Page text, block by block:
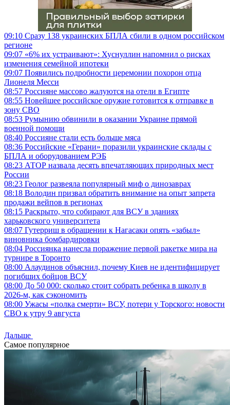
09:10 Сразу 138 украинских БПЛА сбили в одном российском
регионе
09:07 «6% их устраивают»: Хуснуллин напомнил о рисках
изменения семейной ипотеки
09:07 Появились подробности церемонии похорон отца
Лионеля Месси
08:57 Россияне массово жалуются на отели в Египте
08:55 Новейшее российское оружие готовится к отправке в
зону СВО
08:53 Румынию обвинили в оказании Украине прямой
военной помощи
08:40 Россияне стали есть больше мяса
08:36 Российские «Герани» поразили украинские склады с
БПЛА и оборудованием РЭБ
08:23 АТОР назвала десять впечатляющих природных мест
России
08:23 Геолог развеяла популярный миф о динозаврах
08:18 Володин призвал обратить внимание на опыт запрета
продажи вейпов в регионах
08:15 Раскрыто, что собирают для ВСУ в зданиях
харьковского университета
08:07 Гутерриш в обращении к Нагасаки опять «забыл»
виновника бомбардировки
08:04 Россиянка нанесла поражение первой ракетке мира на
турнире в Торонто
08:00 Алаудинов объяснил, почему Киев не идентифицирует
погибших бойцов ВСУ
08:00 До 50 000: сколько стоит собрать ребенка в школу в
2026-м, как сэкономить
08:00 Ужасы «полка смерти» ВСУ, потери у Торского: новости
СВО к утру 9 августа
Дальше
Самое популярное